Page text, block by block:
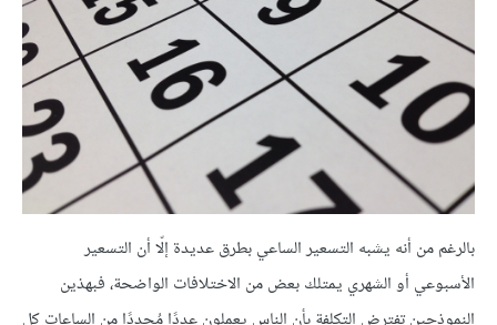
بالرغم من أنه يشبه التسعير الساعي بطرق عديدة إلّا أن التسعير
الأسبوعي أو الشهري يمتلك بعض من الاختلافات الواضحة، فبهذين